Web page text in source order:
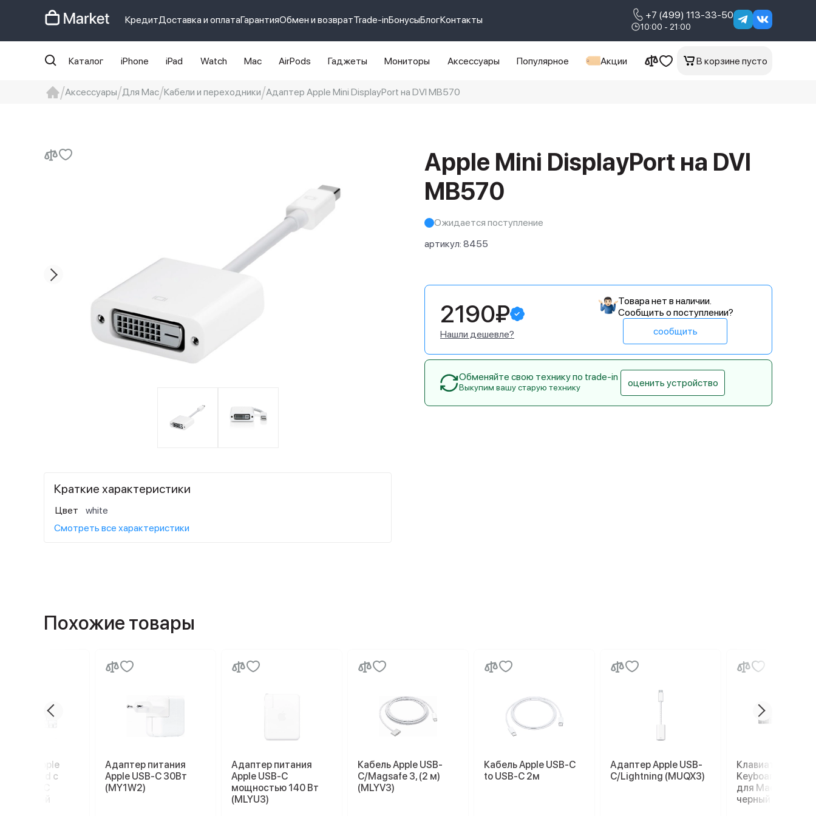
КредитДоставка и оплатаГарантияОбмен и возвратTrade-inБонусыБлогКонтакты +7 (499) 113-33-50
10:00 - 21:00
Каталог iPhone iPad Watch Mac AirPods Гаджеты Мониторы Аксессуары Популярное Акции В корзине пусто
Аксессуары Для Mac Кабели и переходники Адаптер Apple Mini DisplayPort на DVI MB570
Apple Mini DisplayPort на DVI
MB570
Ожидается поступление
артикул: 8455
Краткие характеристики
Цвет
white
Смотреть все характеристики
2190₽
Нашли дешевле?
Товара нет в наличии.
Сообщить о поступлении?
сообщить
Обменяйте свою технику по trade-in
Выкупим вашу старую технику оценить устройство
Похожие товары
Apple
Keyboard с
белый
Адаптер питания
Apple USB-C 30Вт
(MY1W2)
Адаптер питания
Apple USB-C
мощностью 140 Вт
(MLYU3)
Кабель Apple USB-
C/Magsafe 3, (2 м)
(MLYV3)
Кабель Apple USB-C
to USB-C 2м
Адаптер Apple USB-
C/Lightning (MUQX3)
Клавиатура
Keyboard с
для Mac
черный